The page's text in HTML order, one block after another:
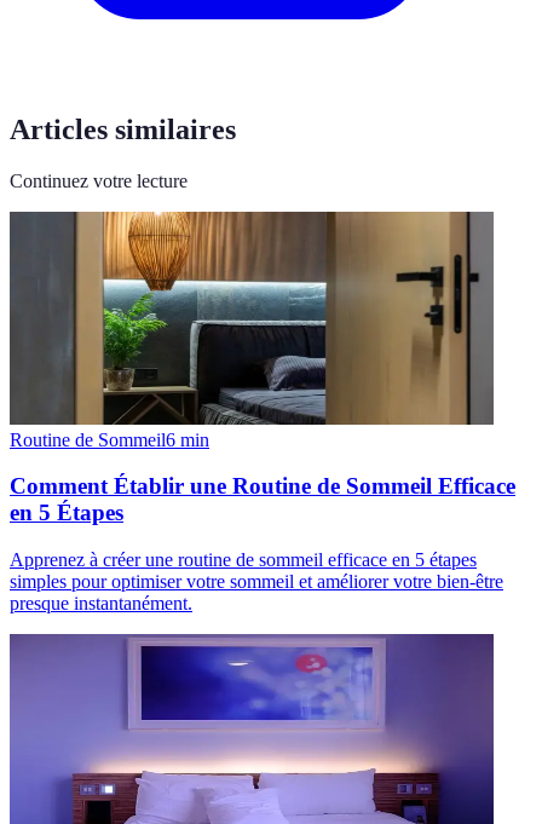
Articles similaires
Continuez votre lecture
Routine de Sommeil6 min
Comment Établir une Routine de Sommeil Efficace
en 5 Étapes
Apprenez à créer une routine de sommeil efficace en 5 étapes
simples pour optimiser votre sommeil et améliorer votre bien-être
presque instantanément.